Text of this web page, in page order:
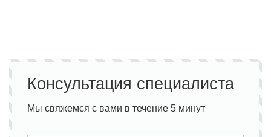
Консультация специалиста
Мы свяжемся с вами в течение 5 минут